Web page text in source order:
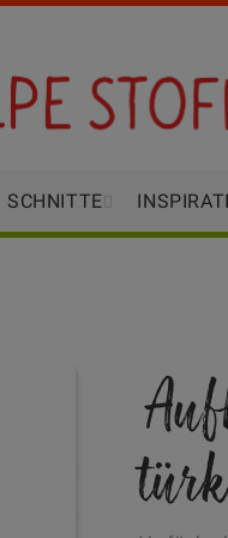
SCHNITTE